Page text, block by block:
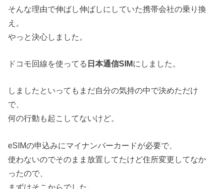
そんな理由で伸ばし伸ばしにしていた携帯会社の乗り換
え。
やっと決心しました。
ドコモ回線を使ってる 日本通信SIMにしました。
しましたといってもまだ自分の気持の中で決めただけ
で、
何の行動も起こしてないけど。
eSIMの申込みにマイナンバーカードが必要で、
使わないのでそのまま放置してたけど住所変更してなか
ったので、
まずはそこからでした。